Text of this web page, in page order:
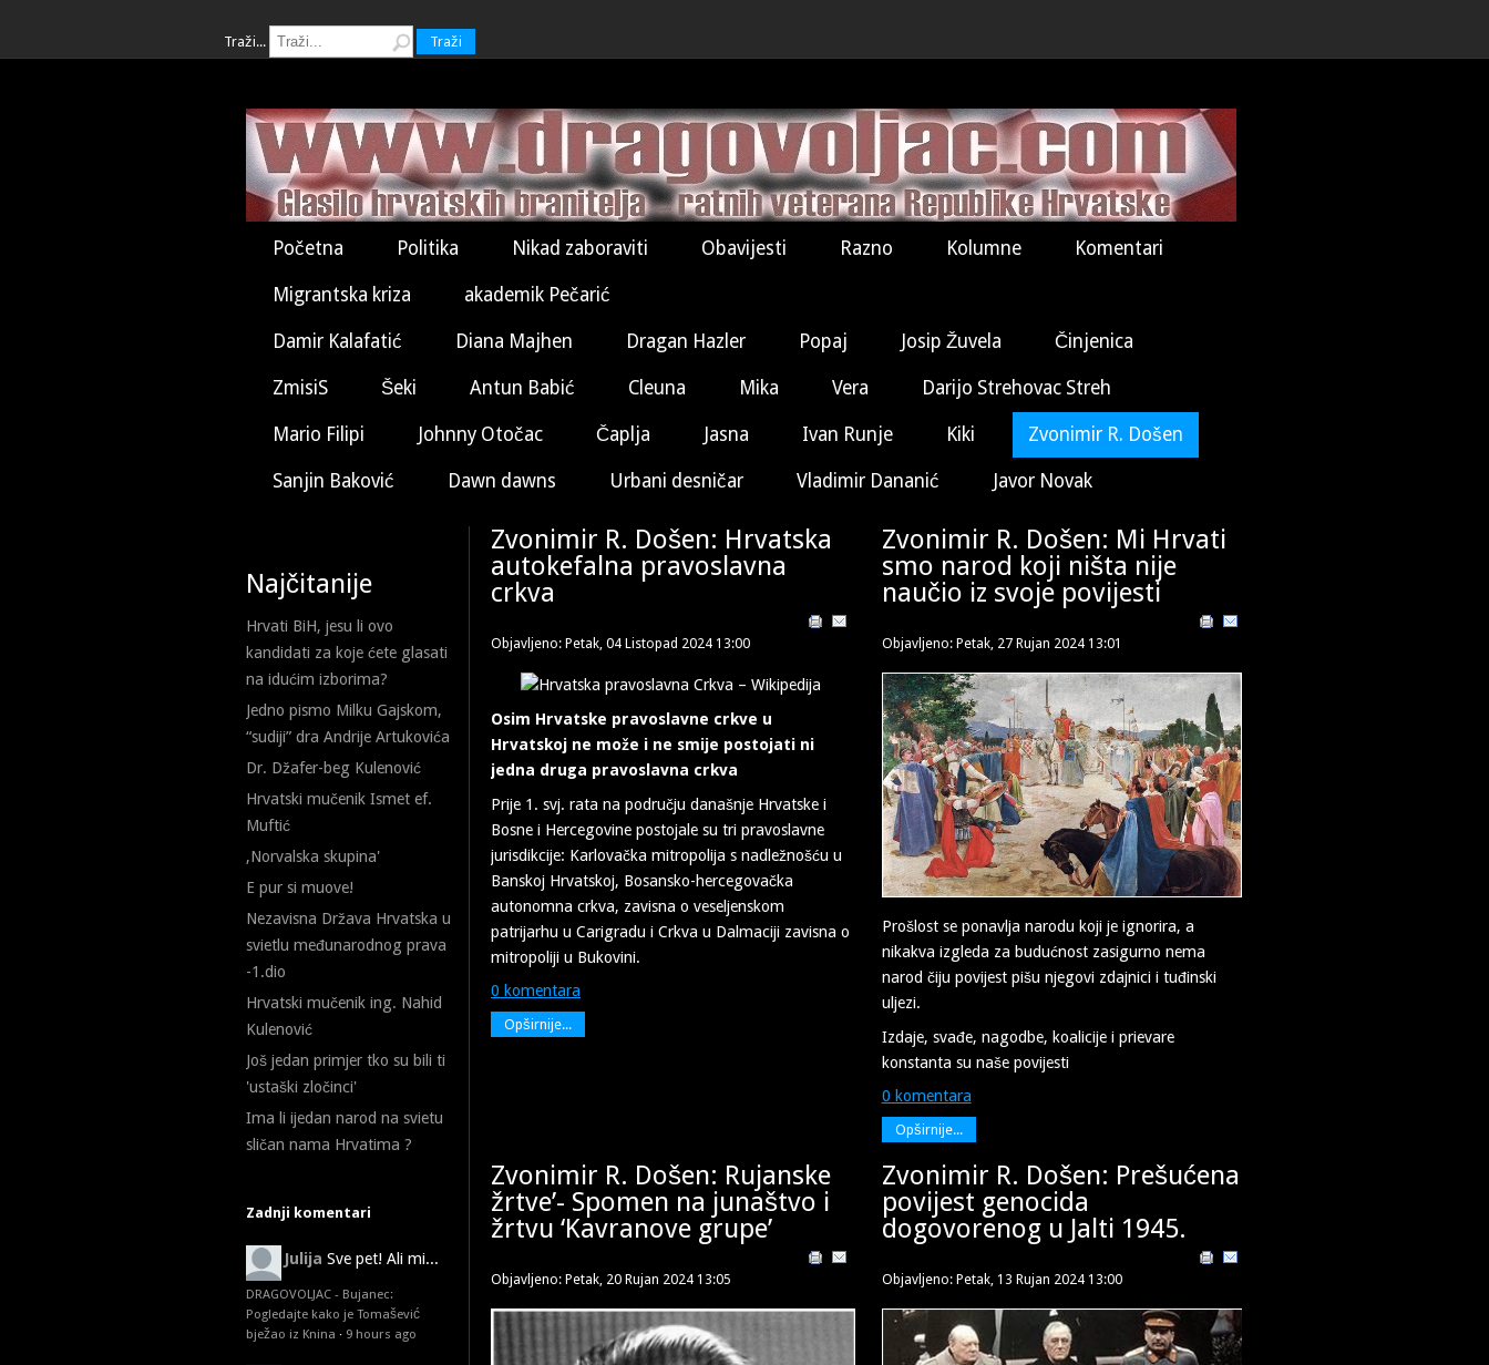
Traži... Traži
Početna Politika Nikad zaboraviti Obavijesti Razno Kolumne Komentari
Migrantska kriza akademik Pečarić
Damir Kalafatić Diana Majhen Dragan Hazler Popaj Josip Žuvela Činjenica
ZmisiS Šeki Antun Babić Cleuna Mika Vera Darijo Strehovac Streh
Mario Filipi Johnny Otočac Čaplja Jasna Ivan Runje Kiki Zvonimir R. Došen
Sanjin Baković Dawn dawns Urbani desničar Vladimir Dananić Javor Novak
Najčitanije
Hrvati BiH, jesu li ovo
kandidati za koje ćete glasati
na idućim izborima?
Jedno pismo Milku Gajskom,
“sudiji” dra Andrije Artukovića
Dr. Džafer-beg Kulenović
Hrvatski mučenik Ismet ef.
Muftić
,Norvalska skupina'
E pur si muove!
Nezavisna Država Hrvatska u
svietlu međunarodnog prava
-1.dio
Hrvatski mučenik ing. Nahid
Kulenović
Još jedan primjer tko su bili ti
'ustaški zločinci'
Ima li ijedan narod na svietu
sličan nama Hrvatima ?
Zadnji komentari
Julija Sve pet! Ali mi...
DRAGOVOLJAC - Bujanec:
Pogledajte kako je Tomašević
bježao iz Knina · 9 hours ago
Zvonimir R. Došen: Hrvatska
autokefalna pravoslavna
crkva
Objavljeno: Petak, 04 Listopad 2024 13:00
Osim Hrvatske pravoslavne crkve u
Hrvatskoj ne može i ne smije postojati ni
jedna druga pravoslavna crkva
Prije 1. svj. rata na području današnje Hrvatske i
Bosne i Hercegovine postojale su tri pravoslavne
jurisdikcije: Karlovačka mitropolija s nadležnošću u
Banskoj Hrvatskoj, Bosansko-hercegovačka
autonomna crkva, zavisna o veseljenskom
patrijarhu u Carigradu i Crkva u Dalmaciji zavisna o
mitropoliji u Bukovini.
0 komentara
Opširnije...
Zvonimir R. Došen: Mi Hrvati
smo narod koji ništa nije
naučio iz svoje povijesti
Objavljeno: Petak, 27 Rujan 2024 13:01
Prošlost se ponavlja narodu koji je ignorira, a
nikakva izgleda za budućnost zasigurno nema
narod čiju povijest pišu njegovi zdajnici i tuđinski
uljezi.
Izdaje, svađe, nagodbe, koalicije i prievare
konstanta su naše povijesti
0 komentara
Opširnije...
Zvonimir R. Došen: Rujanske
žrtve’- Spomen na junaštvo i
žrtvu ‘Kavranove grupe’
Objavljeno: Petak, 20 Rujan 2024 13:05
Zvonimir R. Došen: Prešućena
povijest genocida
dogovorenog u Jalti 1945.
Objavljeno: Petak, 13 Rujan 2024 13:00